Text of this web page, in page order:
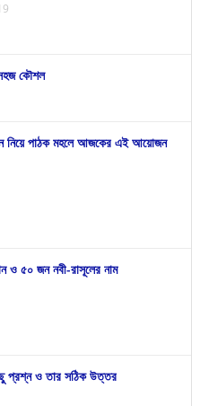
কৌশল
নিয়ে পাঠক মহলে আজকের এই আয়োজন
ও ৫০ জন নবী-রাসূলের নাম
প্রশ্ন ও তার সঠিক উত্তর